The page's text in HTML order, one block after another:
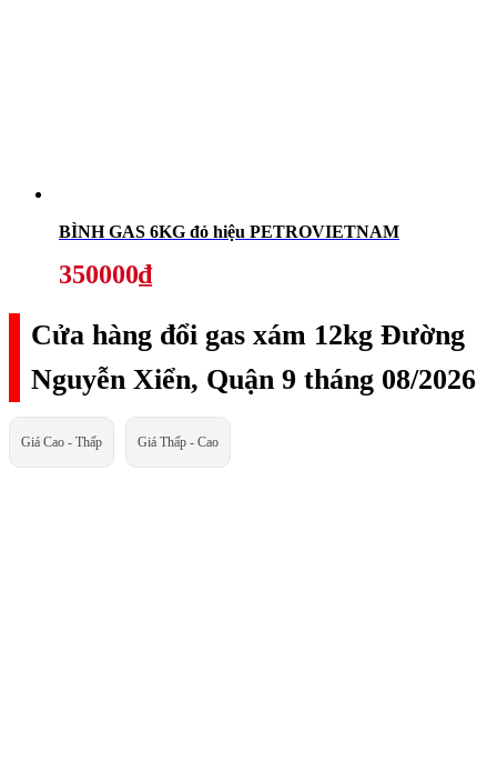
BÌNH GAS 6KG đỏ hiệu PETROVIETNAM
350000₫
Cửa hàng đổi gas xám 12kg Đường
Nguyễn Xiển, Quận 9 tháng 08/2026
Giá Cao - Thấp Giá Thấp - Cao